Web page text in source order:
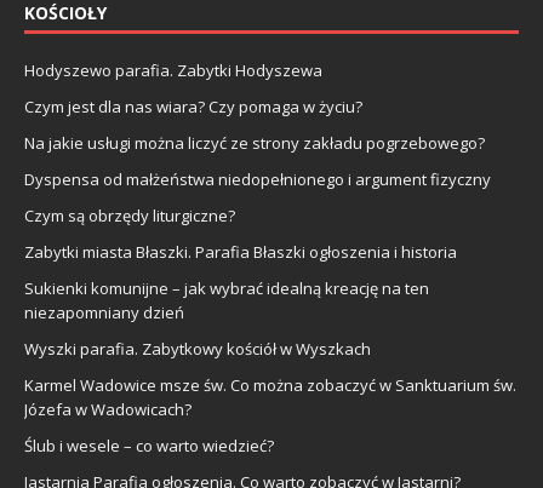
KOŚCIOŁY
Hodyszewo parafia. Zabytki Hodyszewa
Czym jest dla nas wiara? Czy pomaga w życiu?
Na jakie usługi można liczyć ze strony zakładu pogrzebowego?
Dyspensa od małżeństwa niedopełnionego i argument fizyczny
Czym są obrzędy liturgiczne?
Zabytki miasta Błaszki. Parafia Błaszki ogłoszenia i historia
Sukienki komunijne – jak wybrać idealną kreację na ten
niezapomniany dzień
Wyszki parafia. Zabytkowy kościół w Wyszkach
Karmel Wadowice msze św. Co można zobaczyć w Sanktuarium św.
Józefa w Wadowicach?
Ślub i wesele – co warto wiedzieć?
Jastarnia Parafia ogłoszenia. Co warto zobaczyć w Jastarni?